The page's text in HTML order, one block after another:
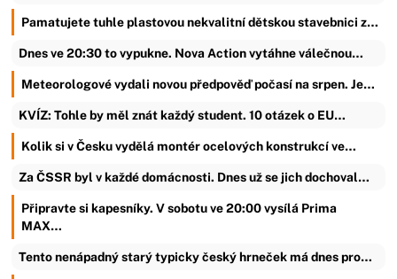
Pamatujete tuhle plastovou nekvalitní dětskou stavebnici z…
Dnes ve 20:30 to vypukne. Nova Action vytáhne válečnou…
Meteorologové vydali novou předpověď počasí na srpen. Je…
KVÍZ: Tohle by měl znát každý student. 10 otázek o EU…
Kolik si v Česku vydělá montér ocelových konstrukcí ve…
Za ČSSR byl v každé domácnosti. Dnes už se jich dochoval…
Připravte si kapesníky. V sobotu ve 20:00 vysílá Prima
MAX…
Tento nenápadný starý typicky český hrneček má dnes pro…